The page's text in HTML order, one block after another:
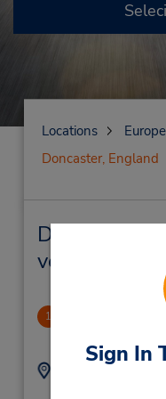
Sign In
Locations Europe
Doncaster, England
Doncaster,
veículo e
1 Leeds Bradford
Endereço: